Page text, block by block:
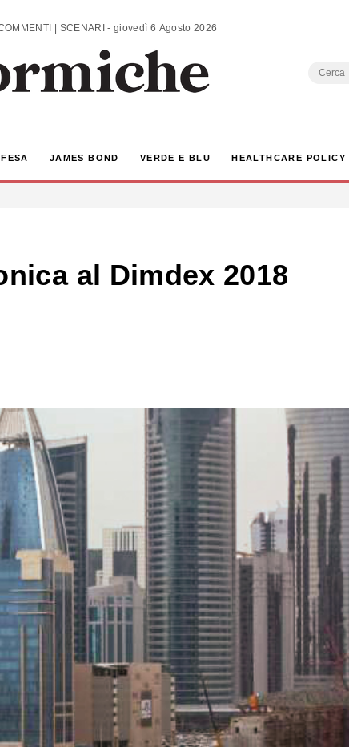
ANALISI | COMMENTI | SCENARI - giovedì 6 Agosto 2026
Search
JAMES BOND VERDE E BLU HEALTHCARE POLICY
al Dimdex 2018